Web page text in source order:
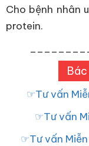
Cho bệnh nhân
protein.
☞Tư vấn
☞Tư vấn
☞Tư vấn